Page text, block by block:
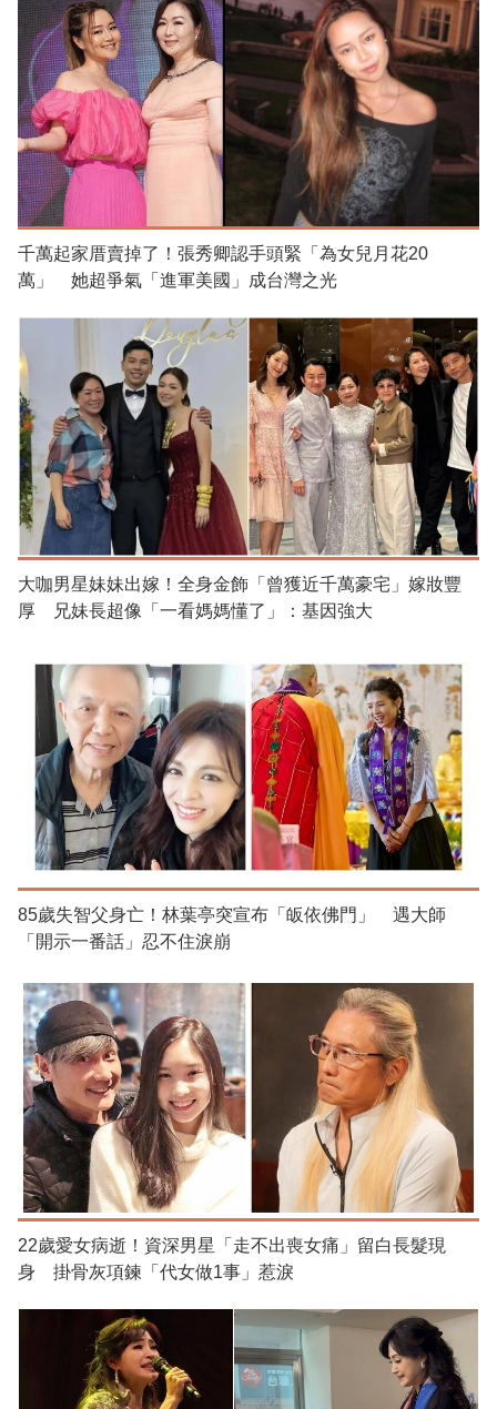
千萬起家厝賣掉了！張秀卿認手頭緊「為女兒月花20
萬」 她超爭氣「進軍美國」成台灣之光
大咖男星妹妹出嫁！全身金飾「曾獲近千萬豪宅」嫁妝豐
厚 兄妹長超像「一看媽媽懂了」：基因強大
85歲失智父身亡！林葉亭突宣布「皈依佛門」 遇大師
「開示一番話」忍不住淚崩
22歲愛女病逝！資深男星「走不出喪女痛」留白長髮現
身 掛骨灰項鍊「代女做1事」惹淚